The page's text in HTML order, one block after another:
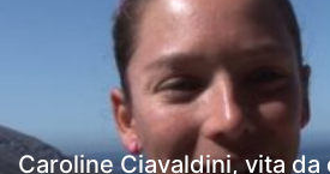
Caroline Ciavaldini, vita da